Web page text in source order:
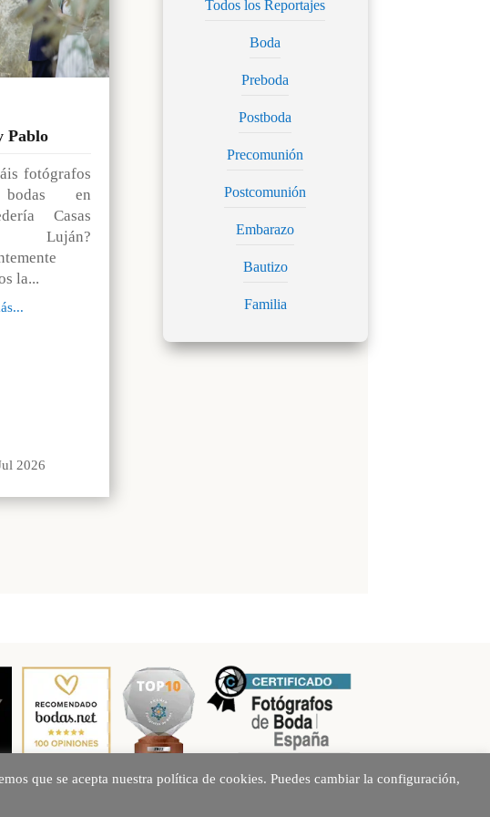
Pablo
fotógrafos
en
Casas
la...
2026
Todos los Reportajes
Boda
Preboda
Postboda
Precomunión
Postcomunión
Embarazo
Bautizo
Familia
que se acepta nuestra política de cookies. Puedes cambiar la configuración,